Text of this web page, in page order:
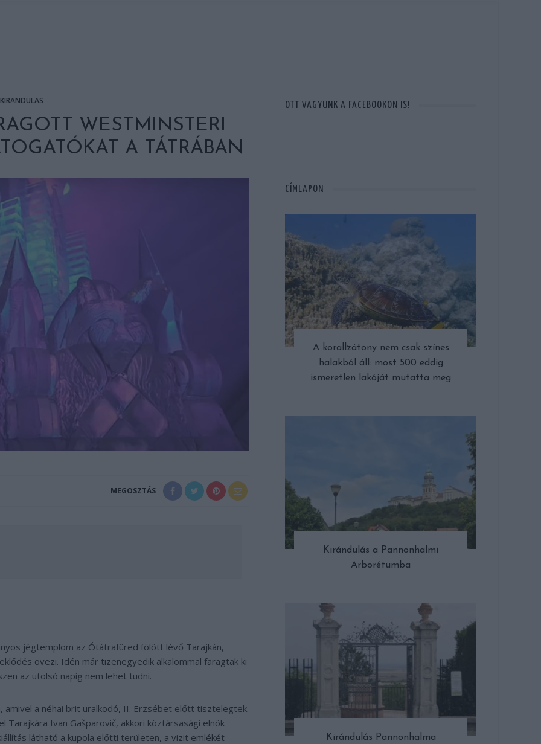
KIRÁNDULÁS
WESTMINSTERI
A TÁTRÁBAN
MEGOSZTÁS
jégtemplom az Ótátrafüred fölött lévő Tarajkán,
övezi. Idén már tizenegyedik alkalommal faragtak ki
az utolsó napig nem lehet tudni.
a néhai brit uralkodó, II. Erzsébet előtt tisztelegtek.
Ivan Gašparovič, akkori köztársasági elnök
látható a kupola előtti területen, a vizit emlékét
OTT VAGYUNK A FACEBOOKON IS!
CÍMLAPON
A korallzátony nem csak színes
halakból áll: most 500 eddig
ismeretlen lakóját mutatta meg
Kirándulás a Pannonhalmi
Arborétumba
Kirándulás Pannonhalma